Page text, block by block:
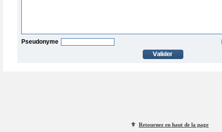
Pseudonyme
Retournez en haut de la page